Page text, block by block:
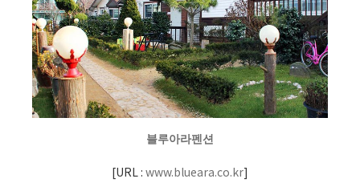
블루아라펜션
[URL : www.blueara.co.kr]